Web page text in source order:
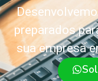
preparados
sua empresa